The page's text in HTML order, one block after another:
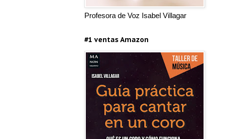
Profesora de Voz Isabel Villagar
#1 ventas Amazon